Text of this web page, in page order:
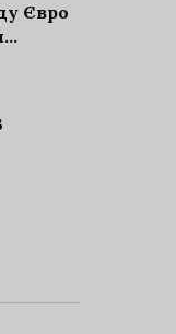
Євро